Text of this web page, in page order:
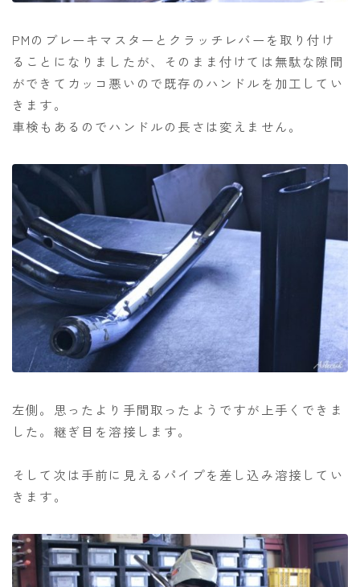
PMのブレーキマスターとクラッチレバーを取り付け
ることになりましたが、そのまま付けては無駄な隙間
ができてカッコ悪いので既存のハンドルを加工してい
きます。
車検もあるのでハンドルの長さは変えません。
左側。思ったより手間取ったようですが上手くできま
した。継ぎ目を溶接します。
そして次は手前に見えるパイプを差し込み溶接してい
きます。